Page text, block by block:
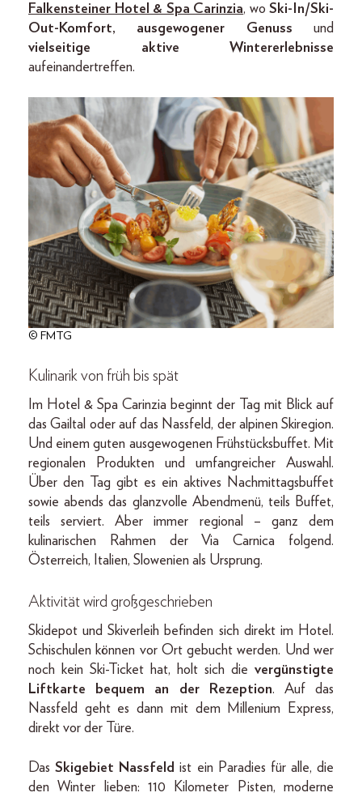
Falkensteiner Hotel & Spa Carinzia, wo Ski-In/Ski-
Out-Komfort, ausgewogener
Genuss und
vielseitige aktive Wintererlebnisse
aufeinandertreffen.
© FMTG
Kulinarik von früh bis spät
Im Hotel & Spa Carinzia beginnt der Tag mit Blick auf
das Gailtal oder auf das Nassfeld, der alpinen Skiregion.
Und einem guten ausgewogenen Frühstücksbuffet. Mit
regionalen Produkten und umfangreicher Auswahl.
Über den Tag gibt es ein aktives Nachmittagsbuffet
sowie abends das glanzvolle Abendmenü, teils Buffet,
teils serviert. Aber immer regional – ganz dem
kulinarischen Rahmen der Via Carnica folgend.
Österreich, Italien, Slowenien als Ursprung.
Aktivität wird großgeschrieben
Skidepot und Skiverleih befinden sich direkt im Hotel.
Schischulen können vor Ort gebucht werden. Und wer
noch kein Ski-Ticket hat, holt sich die vergünstigte
Liftkarte bequem an der Rezeption. Auf das
Nassfeld geht es dann mit dem Millenium Express,
direkt vor der Türe.
DasSkigebiet Nassfeld ist ein Paradies für alle, die
den Winter lieben: 110 Kilometer Pisten, moderne